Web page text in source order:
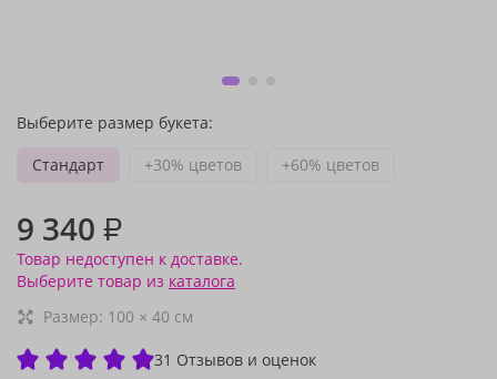
Выберите размер букета:
Стандарт
+30% цветов +60% цветов
9 340 ₽
Товар недоступен к доставке.
Выберите товар из каталога
Размер: 100 × 40 см
31 Отзывов и оценок